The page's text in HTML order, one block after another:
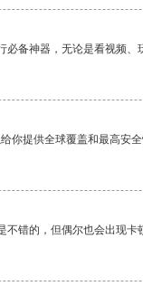
备神器，无论是看视频、
你提供全球覆盖和最高安全
错的，但偶尔也会出现卡